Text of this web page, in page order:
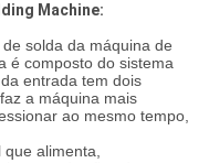
Machine:
solda da máquina de
é composto do sistema
entrada tem dois
a máquina mais
ao mesmo tempo,
alimenta,